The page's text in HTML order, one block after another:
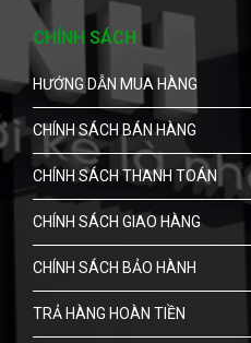
CHÍNH SÁCH
HƯỚNG DẪN MUA HÀNG
CHÍNH SÁCH BÁN HÀNG
CHÍNH SÁCH THANH TOÁN
CHÍNH SÁCH GIAO HÀNG
CHÍNH SÁCH BẢO HÀNH
TRẢ HÀNG HOÀN TIỀN